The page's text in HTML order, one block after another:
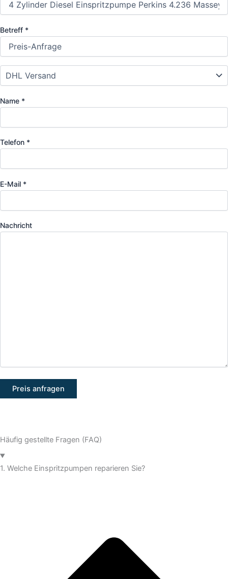
Betreff *
Name *
Telefon *
E-Mail *
Nachricht
Häufig gestellte Fragen (FAQ)
1. Welche Einspritzpumpen reparieren Sie?